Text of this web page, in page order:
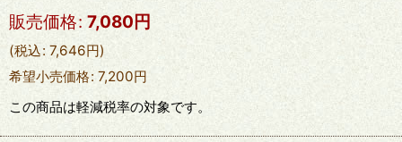
販売価格: 7,080 円
(税込: 7,646円)
希望小売価格: 7,200円
この商品は軽減税率の対象です。